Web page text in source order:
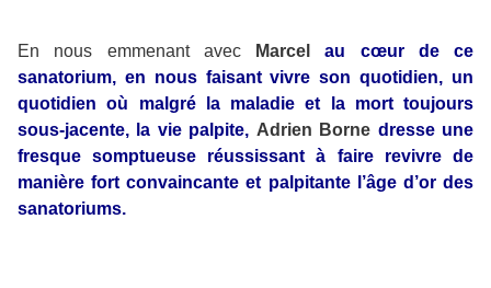
En nous emmenant avec Marcel
au cœur de ce
sanatorium, en nous faisant vivre son quotidien, un
quotidien où malgré la maladie et la mort toujours
sous-jacente, la vie palpite, Adrien Borne dresse une
fresque somptueuse réussissant à faire revivre de
manière fort convaincante et palpitante l’âge d’or des
sanatoriums.